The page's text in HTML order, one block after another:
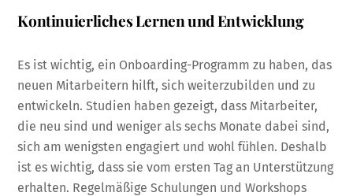
Kontinuierliches Lernen und Entwicklung
Es ist wichtig, ein Onboarding-Programm zu haben, das
neuen Mitarbeitern hilft, sich weiterzubilden und zu
entwickeln. Studien haben gezeigt, dass Mitarbeiter,
die neu sind und weniger als sechs Monate dabei sind,
sich am wenigsten engagiert und wohl fühlen. Deshalb
ist es wichtig, dass sie vom ersten Tag an Unterstützung
erhalten. Regelmäßige Schulungen und Workshops